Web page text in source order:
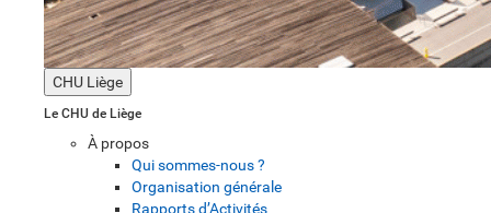
CHU Liège
Le CHU de Liège
À propos
Qui sommes-nous ?
Organisation générale
Rapports d’Activités